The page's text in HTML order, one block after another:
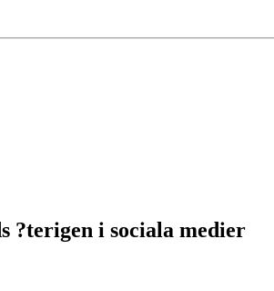
?terigen i sociala medier